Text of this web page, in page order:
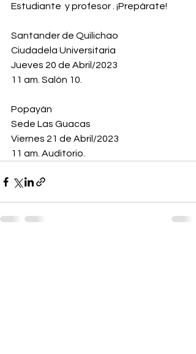
Estudiante  y profesor . ¡Prepárate!
Santander de Quilichao
Ciudadela Universitaria
Jueves 20 de Abril/2023
11 am. Salón 10.
Popayán
Sede Las Guacas
Viernes 21 de Abril/2023
11 am. Auditorio.